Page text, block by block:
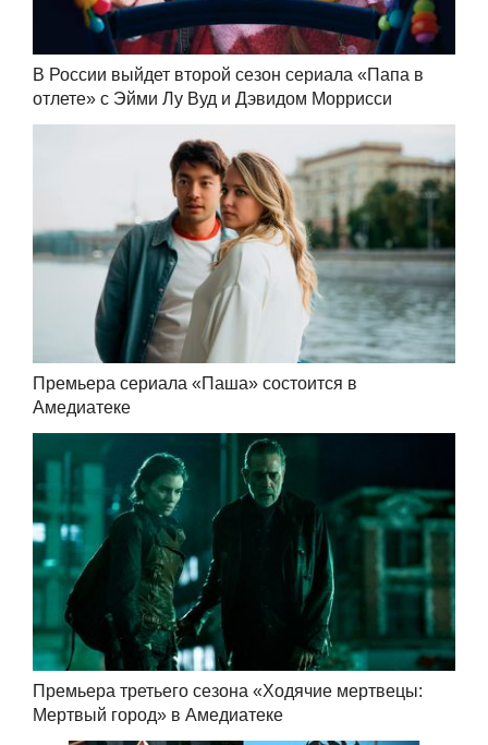
В России выйдет второй сезон сериала «Папа в
отлете» с Эйми Лу Вуд и Дэвидом Моррисси
Премьера сериала «Паша» состоится в
Амедиатеке
Премьера третьего сезона «Ходячие мертвецы:
Мертвый город» в Амедиатеке